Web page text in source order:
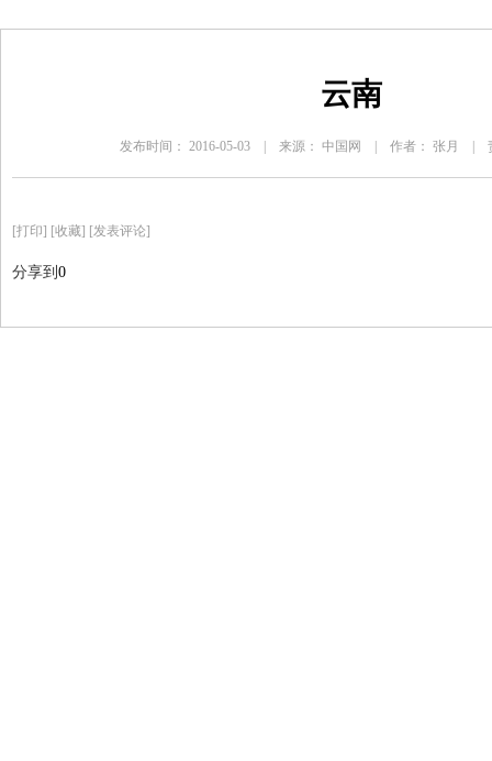
云南
发布时间： 2016-05-03 | 来源： 中国网 | 作者： 张月 |
[打印] [收藏] [发表评论]
分享到 0